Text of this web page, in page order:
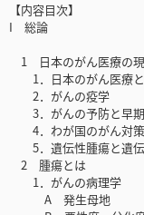
【内容目次】
I 総論
1 日本のがん医療の
1．日本のがん医療と
2．がんの疫学
3．がんの予防と早期
4．わが国のがん対
5．遺伝性腫瘍と遺伝
2 腫瘍とは
1．がんの病理学
A 発生母地